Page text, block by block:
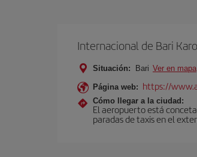
Internacional de Bari
Situación: Bari Ver en mapa
Página web: https://
Cómo llegar a la ciudad:
El aeropuerto está
paradas de taxis en el